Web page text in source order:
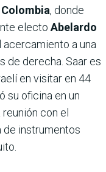
, donde
electo Abelardo
acercamiento a una
de derecha. Saar es
en visitar en 44
su oficina en un
con el
de instrumentos